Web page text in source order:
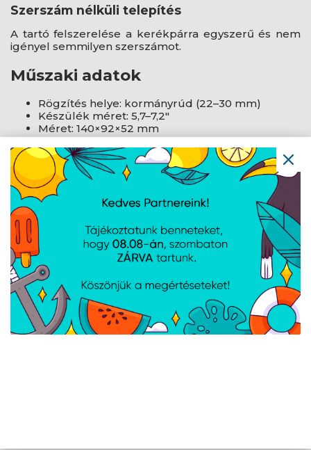
Szerszám nélküli telepítés
A tartó felszerelése a kerékpárra egyszerű és nem
igényel semmilyen szerszámot.
Műszaki adatok
Rögzítés helye: kormányrúd (22–30 mm)
Készülék méret: 5,7–7,2"
Méret: 140×92×52 mm
Tömeg: 200 g
AJÁNLATUNKBÓL